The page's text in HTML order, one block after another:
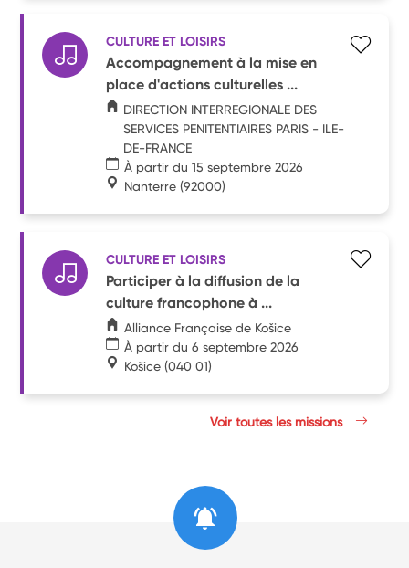
CULTURE ET LOISIRS
Accompagnement à la mise en
place d'actions culturelles ...
DIRECTION INTERREGIONALE DES
SERVICES PENITENTIAIRES PARIS - ILE-
DE-FRANCE
À partir du 15 septembre 2026
Nanterre (92000)
CULTURE ET LOISIRS
Participer à la diffusion de la
culture francophone à ...
Alliance Française de Košice
À partir du 6 septembre 2026
Košice (040 01)
Voir toutes les missions